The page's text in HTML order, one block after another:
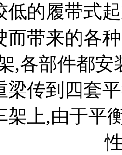
低的履带式
而带来的各
,各部件都
梁传到四套
架上,由于平